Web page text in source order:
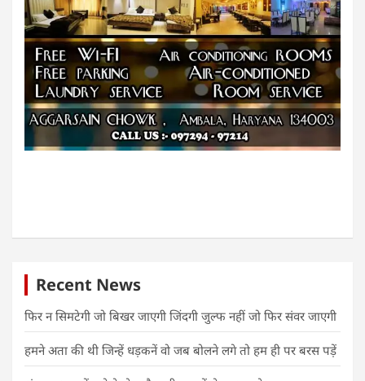
Recent News
फिर न सिमटेगी जो बिखर जाएगी जिंदगी जुल्फ नहीं जो फिर संवर जाएगी
हमने अता की थी जिन्हें धड़कनें वो जब बोलने लगे तो हम ही पर बरस पड़ें